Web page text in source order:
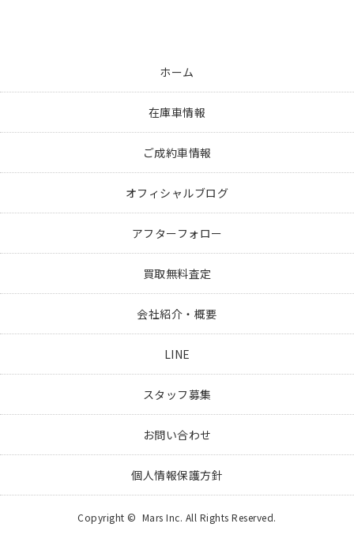
ホーム
在庫車情報
ご成約車情報
オフィシャルブログ
アフターフォロー
買取無料査定
会社紹介・概要
LINE
スタッフ募集
お問い合わせ
個人情報保護方針
Copyright © Mars Inc. All Rights Reserved.